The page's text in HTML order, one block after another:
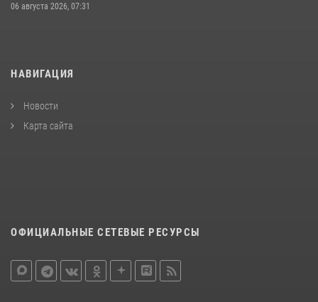
06 августа 2026, 07:31
НАВИГАЦИЯ
Новости
Карта сайта
ОФИЦИАЛЬНЫЕ СЕТЕВЫЕ РЕСУРСЫ